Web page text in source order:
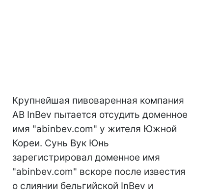
Крупнейшая пивоваренная компания
AB InBev пытается отсудить доменное
имя "abinbev.com" у жителя Южной
Кореи. Сунь Вук Юнь
зарегистрировал доменное имя
"abinbev.com" вскоре после известия
о слиянии бельгийской InBev и